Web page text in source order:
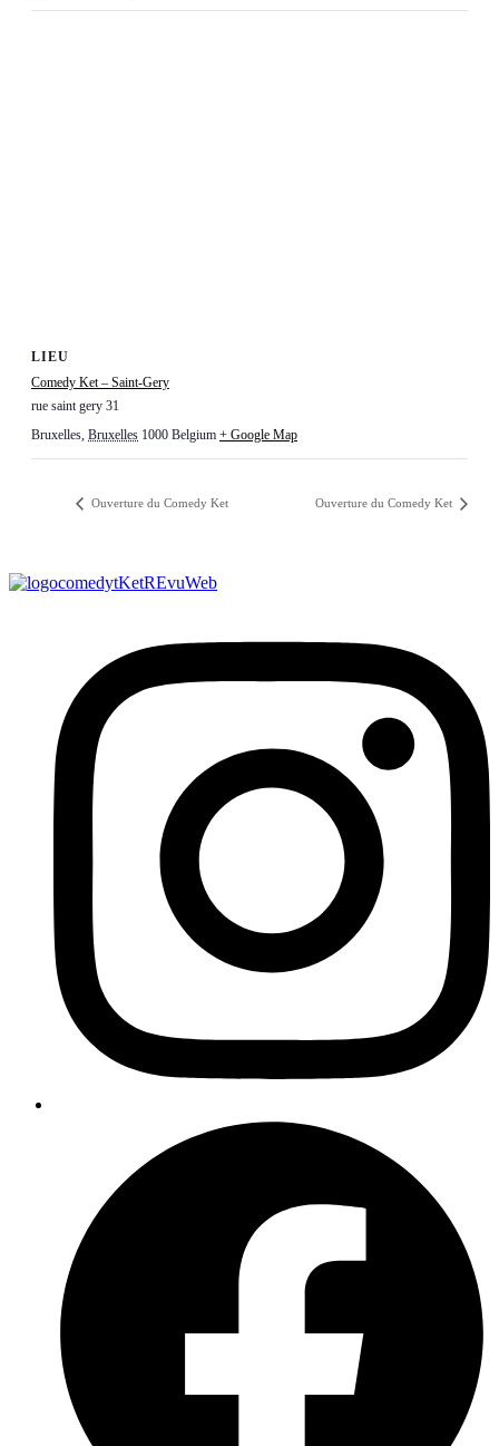
LIEU
Comedy Ket – Saint-Gery
rue saint gery 31
Bruxelles, Bruxelles 1000 Belgium + Google Map
Ouverture du Comedy Ket Ouverture du Comedy Ket